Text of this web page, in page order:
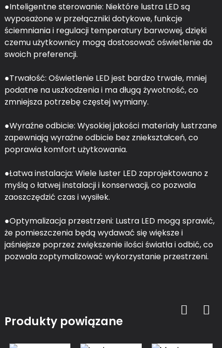
●Inteligentne sterowanie: Niektóre lustra LED są
wyposażone w przełączniki dotykowe, funkcje
ściemniania i regulacji temperatury barwowej, dzięki
czemu użytkownicy mogą dostosować oświetlenie do
swoich preferencji.
●Trwałość: Oświetlenie LED jest bardzo trwałe, mniej
podatne na uszkodzenia i ma długą żywotność, co
zmniejsza potrzebę częstej wymiany.
●Wyraźne odbicie: Wysokiej jakości materiały lustrzane
zapewniają wyraźne odbicie bez zniekształceń, co
poprawia komfort użytkowania.
●Łatwa instalacja: Wiele luster LED zaprojektowano z
myślą o łatwej instalacji i konserwacji, co pozwala
zaoszczędzić czas i wysiłek.
●Optymalizacja przestrzeni: Lustra LED mogą sprawić,
że pomieszczenia będą wydawać się większe i
jaśniejsze poprzez zwiększenie ilości światła i odbić, co
pozwala zoptymalizować wykorzystanie przestrzeni.
Produkty powiązane